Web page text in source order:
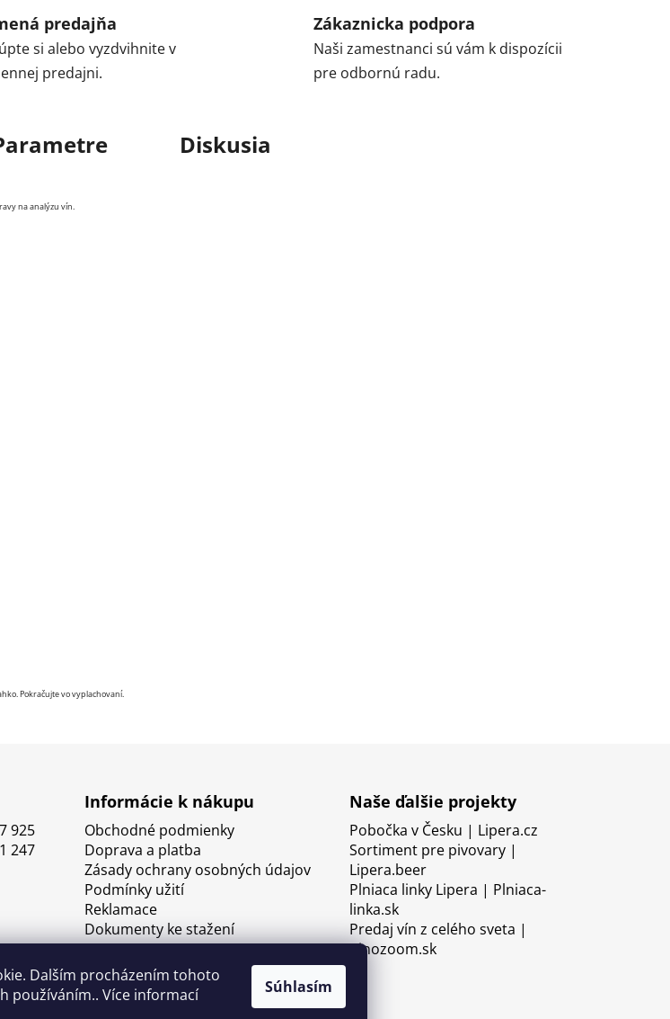
Dalším procházením tohoto
používáním.. Více informací
Súhlasím
predajňa
si alebo vyzdvihnite v
predajni.
Zákaznicka podpora
Naši zamestnanci sú vám k dispozícii
pre odbornú radu.
Diskusia
na analýzu vín.
Pokračujte vo vyplachovaní.
925
247
Informácie k nákupu
Obchodné podmienky
Doprava a platba
Zásady ochrany osobných údajov
Podmínky užití
Reklamace
Dokumenty ke stažení
Naše ďalšie projekty
Pobočka v Česku | Lipera.cz
Sortiment pre pivovary |
Lipera.beer
Plniaca linky Lipera | Plniaca-
linka.sk
Predaj vín z celého sveta |
Vinozoom.sk